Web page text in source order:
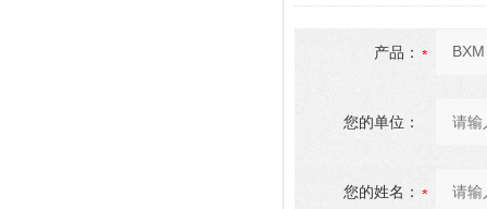
产品：
您的单位：
您的姓名：